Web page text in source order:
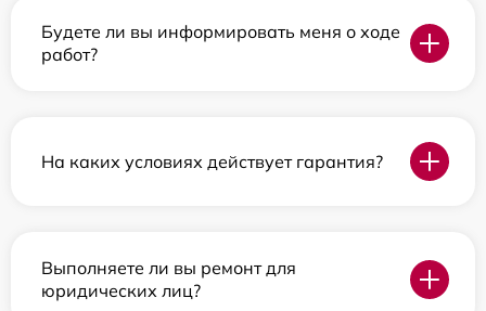
Будете ли вы информировать меня о ходе
работ?
На каких условиях действует гарантия?
Выполняете ли вы ремонт для
юридических лиц?